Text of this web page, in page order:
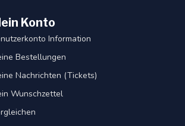
Konto
Information
Bestellungen
Nachrichten (Tickets)
Wunschzettel